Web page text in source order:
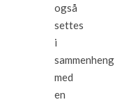
også
settes
i
sammenheng
med
en